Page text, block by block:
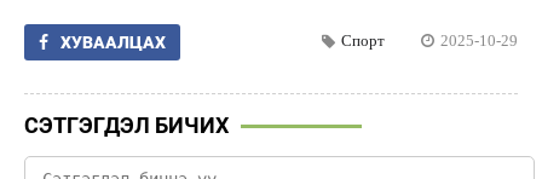
ХУВААЛЦАХ Спорт 2025-10-29
СЭТГЭГДЭЛ БИЧИХ